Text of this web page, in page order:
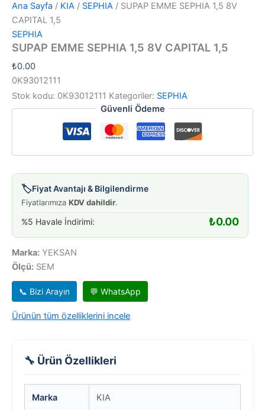
Ana Sayfa / KIA / SEPHIA / SUPAP EMME SEPHIA 1,5 8V
CAPITAL 1,5
SEPHIA
SUPAP EMME SEPHIA 1,5 8V CAPITAL 1,5
₺0.00
0K93012111
Stok kodu: 0K93012111 Kategoriler: SEPHIA
Güvenli Ödeme
🏷️Fiyat Avantajı & Bilgilendirme
Fiyatlarımıza KDV dahildir.
%5 Havale İndirimi: ₺0.00
Marka: YEKSAN
Ölçü: SEM
📞 Bizi Arayın 💬 WhatsApp
Ürünün tüm özelliklerini incele
🔧 Ürün Özellikleri
Marka KIA